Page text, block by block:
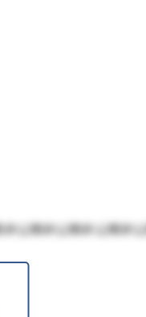
公開非公開非公開非